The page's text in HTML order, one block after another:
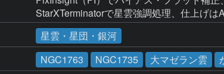
StarXTerminatorで星雲強調処理、仕上げは
星雲・星団・銀河
NGC1763 NGC1735 大マゼラン雲